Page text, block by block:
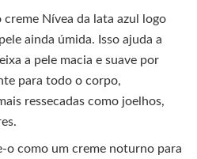
creme Nívea da lata azul logo
ainda úmida. Isso ajuda a
a pele macia e suave por
para todo o corpo,
ressecadas como joelhos,
o como um creme noturno para